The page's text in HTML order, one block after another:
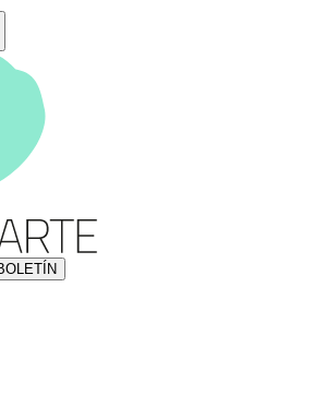
NUESTRO BOLETÍN